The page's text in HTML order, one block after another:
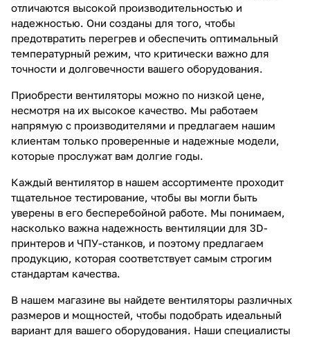
отличаются высокой производительностью и
надежностью. Они созданы для того, чтобы
предотвратить перегрев и обеспечить оптимальный
температурный режим, что критически важно для
точности и долговечности вашего оборудования.
Приобрести вентиляторы можно по низкой цене,
несмотря на их высокое качество. Мы работаем
напрямую с производителями и предлагаем нашим
клиентам только проверенные и надежные модели,
которые прослужат вам долгие годы.
Каждый вентилятор в нашем ассортименте проходит
тщательное тестирование, чтобы вы могли быть
уверены в его бесперебойной работе. Мы понимаем,
насколько важна надежность вентиляции для 3D-
принтеров и ЧПУ-станков, и поэтому предлагаем
продукцию, которая соответствует самым строгим
стандартам качества.
В нашем магазине вы найдете вентиляторы различных
размеров и мощностей, чтобы подобрать идеальный
вариант для вашего оборудования. Наши специалисты